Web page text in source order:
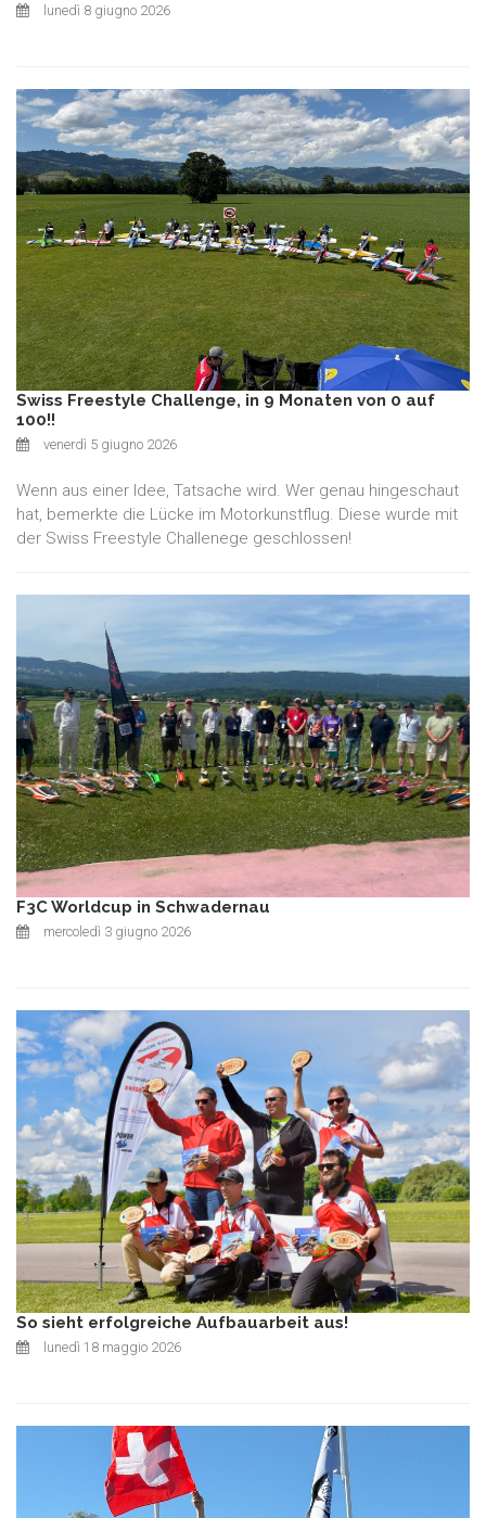
lunedì 8 giugno 2026
Swiss Freestyle Challenge, in 9 Monaten von 0 auf
100!!
venerdì 5 giugno 2026
Wenn aus einer Idee, Tatsache wird. Wer genau hingeschaut
hat, bemerkte die Lücke im Motorkunstflug. Diese wurde mit
der Swiss Freestyle Challenege geschlossen!
F3C Worldcup in Schwadernau
mercoledì 3 giugno 2026
So sieht erfolgreiche Aufbauarbeit aus!
lunedì 18 maggio 2026